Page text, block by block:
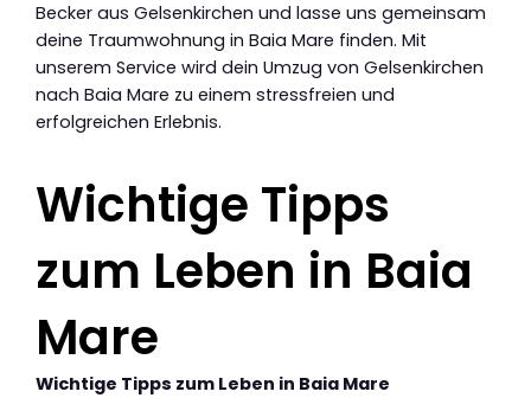
Becker aus Gelsenkirchen und lasse uns gemeinsam
deine Traumwohnung in Baia Mare finden. Mit
unserem Service wird dein Umzug von Gelsenkirchen
nach Baia Mare zu einem stressfreien und
erfolgreichen Erlebnis.
Wichtige Tipps
zum Leben in Baia
Mare
Wichtige Tipps zum Leben in Baia Mare